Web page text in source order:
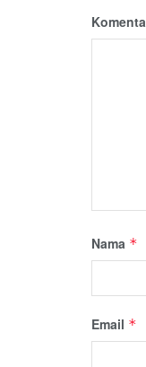
Nama *
Email *